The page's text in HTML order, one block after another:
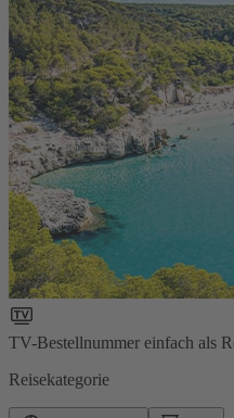
TV-Bestellnummer einfach als
Reisekategorie